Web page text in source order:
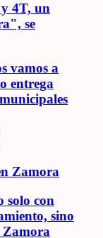
4T, un
se
vamos a
entrega
Zamora
solo con
sino
Zamora